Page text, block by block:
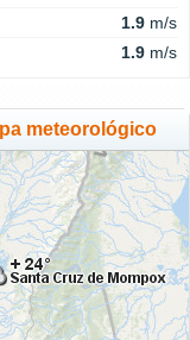
1.9 m/s
1.9 m/s
meteorológico